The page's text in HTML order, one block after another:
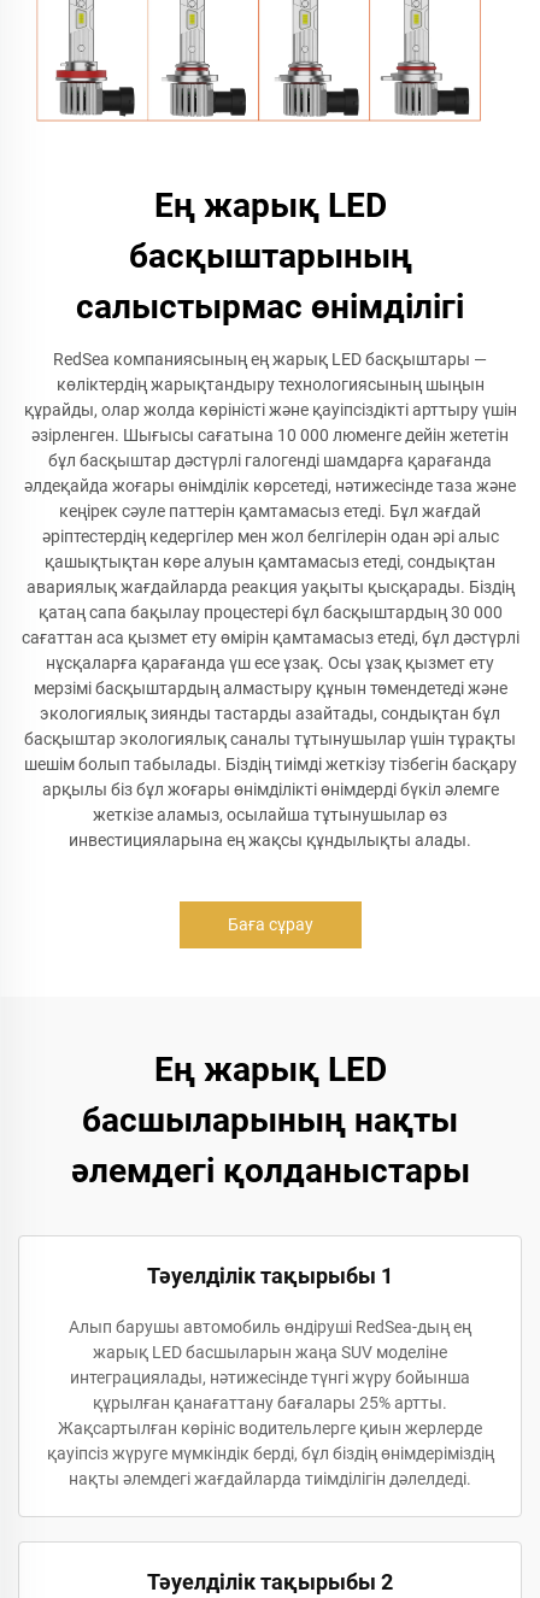
Ең жарық LED
басқыштарының
салыстырмас өнімділігі
RedSea компаниясының ең жарық LED басқыштары —
көліктердің жарықтандыру технологиясының шыңын
құрайды, олар жолда көріністі және қауіпсіздікті арттыру үшін
әзірленген. Шығысы сағатына 10 000 люменге дейін жететін
бұл басқыштар дәстүрлі галогенді шамдарға қарағанда
әлдеқайда жоғары өнімділік көрсетеді, нәтижесінде таза және
кеңірек сәуле паттерін қамтамасыз етеді. Бұл жағдай
әріптестердің кедергілер мен жол белгілерін одан әрі алыс
қашықтықтан көре алуын қамтамасыз етеді, сондықтан
авариялық жағдайларда реакция уақыты қысқарады. Біздің
қатаң сапа бақылау процестері бұл басқыштардың 30 000
сағаттан аса қызмет ету өмірін қамтамасыз етеді, бұл дәстүрлі
нұсқаларға қарағанда үш есе ұзақ. Осы ұзақ қызмет ету
мерзімі басқыштардың алмастыру құнын төмендетеді және
экологиялық зиянды тастарды азайтады, сондықтан бұл
басқыштар экологиялық саналы тұтынушылар үшін тұрақты
шешім болып табылады. Біздің тиімді жеткізу тізбегін басқару
арқылы біз бұл жоғары өнімділікті өнімдерді бүкіл әлемге
жеткізе аламыз, осылайша тұтынушылар өз
инвестицияларына ең жақсы құндылықты алады.
Баға сұрау
Ең жарық LED
басшыларының нақты
әлемдегі қолданыстары
Тәуелділік тақырыбы 1
Алып барушы автомобиль өндіруші RedSea-дың ең
жарық LED басшыларын жаңа SUV моделіне
интеграциялады, нәтижесінде түнгі жүру бойынша
құрылған қанағаттану бағалары 25% артты.
Жақсартылған көрініс водительлерге қиын жерлерде
қауіпсіз жүруге мүмкіндік берді, бұл біздің өнімдеріміздің
нақты әлемдегі жағдайларда тиімділігін дәлелдеді.
Тәуелділік тақырыбы 2